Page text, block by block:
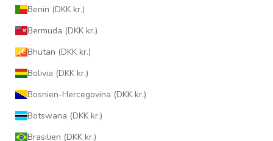
Benin (DKK kr.)
Bermuda (DKK kr.)
Bhutan (DKK kr.)
Bolivia (DKK kr.)
Bosnien-Hercegovina (DKK kr.)
Botswana (DKK kr.)
Brasilien (DKK kr.)